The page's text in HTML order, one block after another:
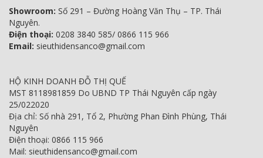
Showroom: Số 291 – Đường Hoàng Văn Thụ – TP. Thái
Nguyên.
Điện thoại: 0208 3840 585/ 0866 115 966
Email: sieuthidensanco@gmail.com
HỘ KINH DOANH ĐỖ THỊ QUẾ
MST 8118981859 Do UBND TP Thái Nguyên cấp ngày
25/022020
Địa chỉ: Số nhà 291, Tổ 2, Phường Phan Đình Phùng, Thái
Nguyên
Điện thoại: 0866 115 966
Mail: sieuthidensanco@gmail.com